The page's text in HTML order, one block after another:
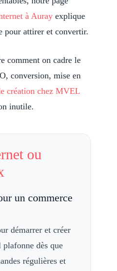
à Auray explique
pour attirer et convertir.
comment on cadre le
conversion, mise en
création chez MVEL
inutile.
ou
un commerce
démarrer et créer
dès que
régulières et